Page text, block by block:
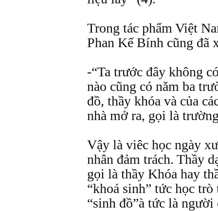
Trong tác phẩm Việt
Phan Kế Bính cũng đã
-“Ta trước đây không
nào cũng có năm ba
đồ, thầy khóa và của
nhà mở ra, gọi là
Vậy là viêc học ngày
nhân đảm trách. Thầy
gọi là thầy Khóa hay
“khoá sinh” tức học
“sinh đồ”à tức là